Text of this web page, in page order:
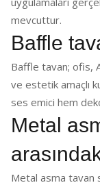
mevcuttur.
Baffle
Baffle tavan; ofis,
ve estetik amaçlı
ses emici hem
Metal
Metal asma tavan